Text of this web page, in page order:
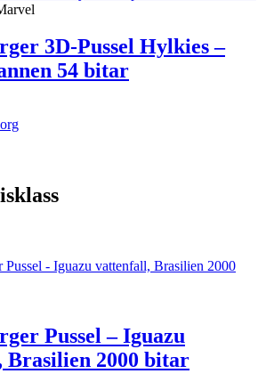
3D-Pussel Hylkies –
54 bitar
Pussel – Iguazu
Brasilien 2000 bitar